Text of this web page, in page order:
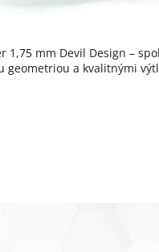
1,75 mm Devil Design –
a kvalitnými